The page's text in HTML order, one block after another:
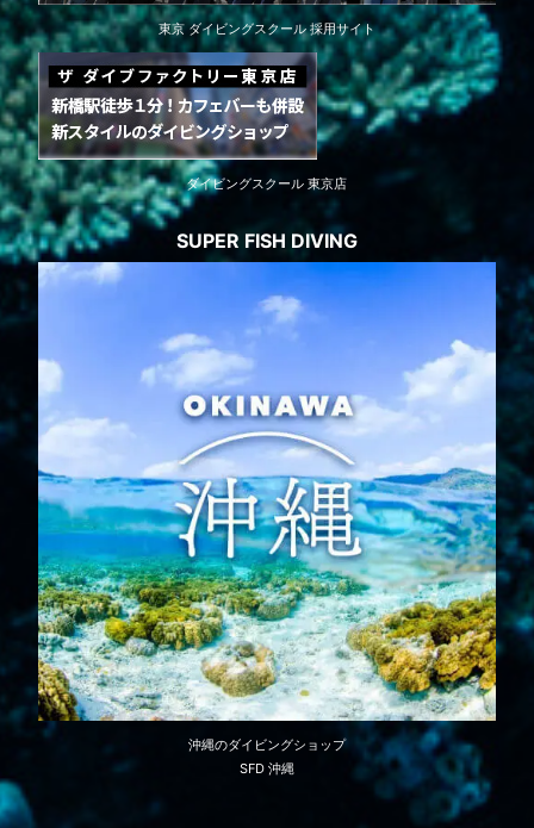
東京 ダイビングスクール 採用サイト
ダイビングスクール 東京店
SUPER FISH DIVING
沖縄のダイビングショップ
SFD 沖縄